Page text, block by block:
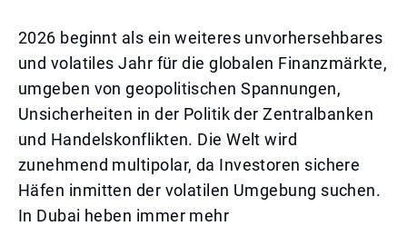
2026 beginnt als ein weiteres unvorhersehbares
und volatiles Jahr für die globalen Finanzmärkte,
umgeben von geopolitischen Spannungen,
Unsicherheiten in der Politik der Zentralbanken
und Handelskonflikten. Die Welt wird
zunehmend multipolar, da Investoren sichere
Häfen inmitten der volatilen Umgebung suchen.
In Dubai heben immer mehr